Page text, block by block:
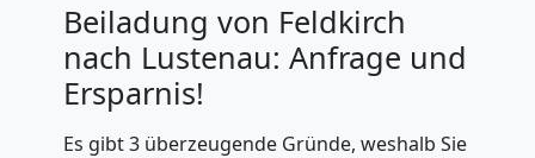
Beiladung von Feldkirch
nach Lustenau: Anfrage und
Ersparnis!
Es gibt 3 überzeugende Gründe, weshalb Sie